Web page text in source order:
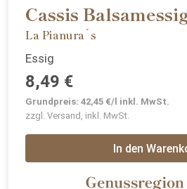
Cassis
La Pianura´s
Essig
8,49 €
Grundpreis: 42,45 €/l inkl. MwSt.
zzgl. Versand, inkl. MwSt.
In den